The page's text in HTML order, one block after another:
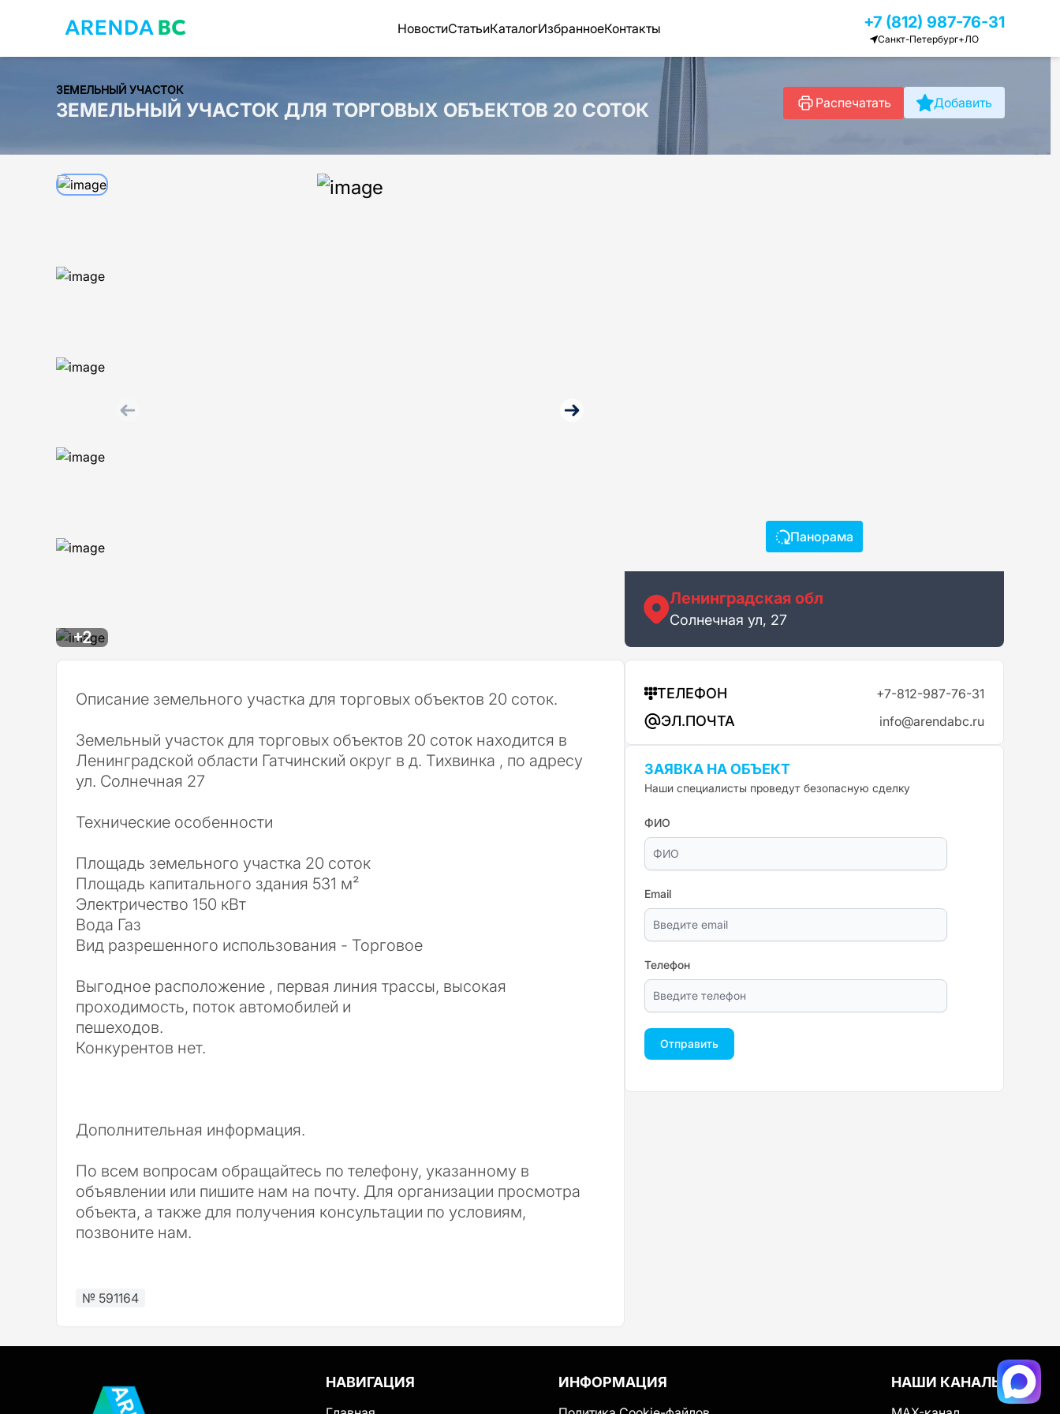
НовостиСтатьиКаталогИзбранноеКонтакты +7 (812) 987-76-31
Санкт-Петербург+ЛО
ЗЕМЕЛЬНЫЙ УЧАСТОК
ЗЕМЕЛЬНЫЙ УЧАСТОК ДЛЯ ТОРГОВЫХ ОБЪЕКТОВ 20 СОТОК Распечатать Добавить
+2
Описание земельного участка для торговых объектов 20 соток.
Земельный участок для торговых объектов 20 соток находится в
Ленинградской области Гатчинский округ в д. Тихвинка , по адресу
ул. Солнечная 27
Технические особенности
Площадь земельного участка 20 соток
Площадь капитального здания 531 м²
Электричество 150 кВт
Вода Газ
Вид разрешенного использования - Торговое
Выгодное расположение , первая линия трассы, высокая
проходимость, поток автомобилей и
пешеходов.
Конкурентов нет.
Дополнительная информация.
По всем вопросам обращайтесь по телефону, указанному в
объявлении или пишите нам на почту. Для организации просмотра
объекта, а также для получения консультации по условиям,
позвоните нам.
№ 591164
Панорама
Ленинградская обл
Солнечная ул, 27
ТЕЛЕФОН +7-812-987-76-31
ЭЛ.ПОЧТА info@arendabc.ru
ЗАЯВКА НА ОБЪЕКТ
Наши специалисты проведут безопасную сделку
ФИО
Email
Телефон
Отправить
НАВИГАЦИЯ ИНФОРМАЦИЯ НАШИ КАНАЛЫ